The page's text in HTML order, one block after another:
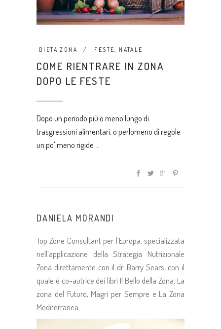
DIETA ZONA FESTE NATALE
COME RIENTRARE IN ZONA
DOPO LE FESTE
Dopo un periodo più o meno lungo di
trasgressioni alimentari, o perlomeno di regole
un po' meno rigide
DANIELA MORANDI
Top Zone Consultant per l’Europa, specializzata
nell’applicazione della Strategia Nutrizionale
Zona direttamente con il dr. Barry Sears, con il
quale è co-autrice dei libri Il Bello della Zona, La
zona del Futuro, Magri per Sempre e La Zona
Mediterranea.